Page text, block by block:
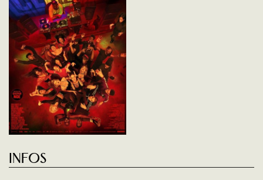
Infos